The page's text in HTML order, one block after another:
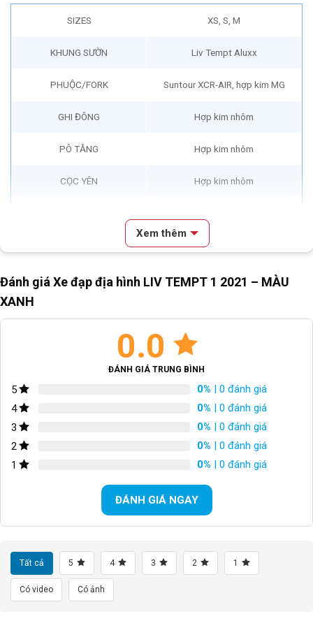
SIZES XS, S, M
KHUNG SƯỜN Liv Tempt Aluxx
PHUỘC/FORK Suntour XCR-AIR, hợp kim MG
GHI ĐÔNG Hợp kim nhôm
PÔ TĂNG Hợp kim nhôm
CỌC YÊN Hợp kim nhôm
Shimano SLX 2*11S
Bộ chuyển đề trước/Front
Derailleur
Shimano SLX
Bộ chuyển đề sau/Rear
Shimano SLX 11S
Đĩa dầu Shimano
Shimano SLX 11-40T
Hợp kim nhôm 28/38T
LỐP XE/TIRES 27.5*2.1 30TPI
CÂN NẶNG
Xem thêm
Đánh giá Xe đạp địa hình LIV TEMPT 1 2021 – MÀU
XANH
0.0
ĐÁNH GIÁ TRUNG BÌNH
5 0% | 0 đánh giá
4
0% | 0 đánh giá
3
0% | 0 đánh giá
2
0% | 0 đánh giá
1
0% | 0 đánh giá
ĐÁNH GIÁ NGAY
Tất cả 5 4 3 2 1
Có video Có ảnh